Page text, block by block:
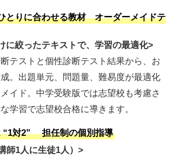
とりに合わせる教材 オーダーメイドテ
に絞ったテキストで、学習の最適化>
テストと個性診断テスト結果から、お
。出題単元、問題量、難易度が最適化
イド。中学受験版では志望校も考慮さ
学習で志望校合格に導きます。
“1対2” 担任制の個別指導
師1人に生徒1人）>